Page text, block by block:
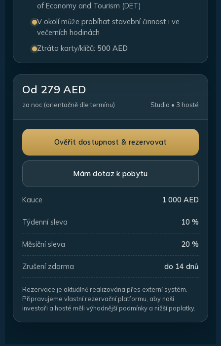
of Economy and Tourism (DET)
V okolí může probíhat stavební činnost i ve
večerních hodinách
Ztráta karty/klíčů: 500 AED
Od 279 AED
za noc (orientačně dle termínu) Studio • 3 hosté
Ověřit dostupnost & rezervovat
Mám dotaz k pobytu
Kauce 1 000 AED
Týdenní sleva 10 %
Měsíční sleva 20 %
Zrušení zdarma do 14 dnů
Rezervace je aktuálně realizována přes externí systém.
Připravujeme vlastní rezervační platformu, aby naši
investoři a hosté měli výhodnější podmínky a nižší poplatky.